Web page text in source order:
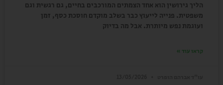
הליך גירושין הוא אחד הצמתים המורכבים בחיים, גם רגשית וגם
משפטית. פנייה לייעוץ כבר בשלב מוקדם חוסכת כסף, זמן
ועוגמת נפש מיותרת. אבל מה בדיוק
קראו עוד »